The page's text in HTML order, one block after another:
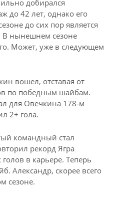
добирался
до 42 лет, однако его
до сих пор является
В нынешнем сезоне
Может, уже в следующем
вошел, отставая от
по победным шайбам.
для Овечкина 178-м
2+ гола.
командный стал
рекорд Ягра
в карьере. Теперь
Александр, скорее всего
сезоне.